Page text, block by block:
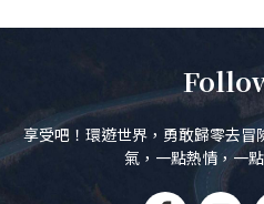
享受吧！環遊世界，勇敢歸零去
氣，一點熱情，一